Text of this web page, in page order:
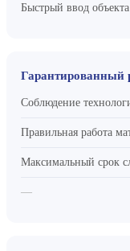
Быстрый ввод
Гарантированный
Соблюдение
Правильная работа
Максимальный срок
—